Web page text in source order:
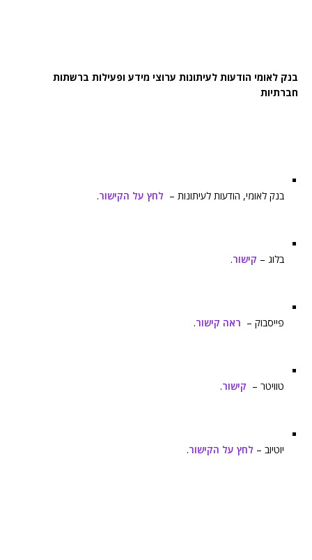
בנק לאומי הודעות לעיתונות ערוצי מידע ופעילות ברשתות
חברתיות
בנק לאומי, הודעות לעיתונות – לחץ על הקישור.
בלוג – קישור.
פייסבוק – ראה קישור.
טוויטר – קישור.
יוטיוב – לחץ על הקישור.